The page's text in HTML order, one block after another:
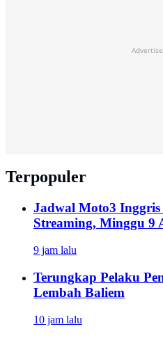
Terpopuler
Jadwal Moto3
Streaming, Minggu 9
9 jam lalu
Terungkap Pelaku
Lembah Baliem
10 jam lalu